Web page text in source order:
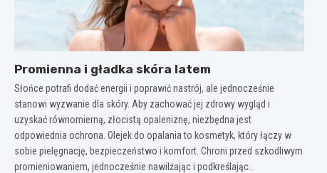
Promienna i gładka skóra latem
Słońce potrafi dodać energii i poprawić nastrój, ale jednocześnie
stanowi wyzwanie dla skóry. Aby zachować jej zdrowy wygląd i
uzyskać równomierną, złocistą opaleniznę, niezbędna jest
odpowiednia ochrona. Olejek do opalania to kosmetyk, który łączy w
sobie pielęgnację, bezpieczeństwo i komfort. Chroni przed szkodliwym
promieniowaniem, jednocześnie nawilżając i podkreślając…